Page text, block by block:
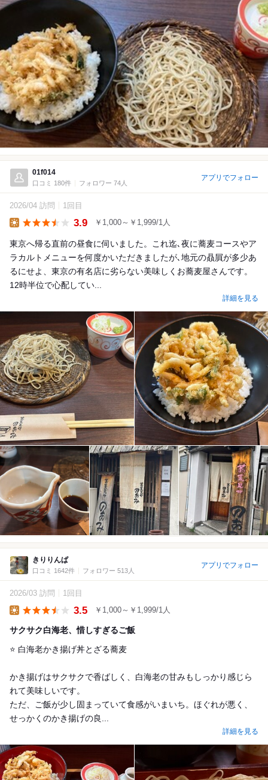
01f014
口コミ 180件 フォロワー 74人
アプリでフォロー
2026/04 訪問 1回目
3.9 ￥1,000～￥1,999/1人
東京へ帰る直前の昼食に伺いました。これ迄､夜に蕎麦コースやア
ラカルトメニューを何度かいただきましたが､地元の贔屓が多少あ
るにせよ、東京の有名店に劣らない美味しくお蕎麦屋さんです。
12時半位で心配してい...
詳細を見る
きりりんぱ
口コミ 1642件 フォロワー 513人
アプリでフォロー
2026/03 訪問 1回目
3.5 ￥1,000～￥1,999/1人
サクサク白海老、惜しすぎるご飯
⭐️ 白海老かき揚げ丼とざる蕎麦
かき揚げはサクサクで香ばしく、白海老の甘みもしっかり感じら
れて美味しいです。
ただ、ご飯が少し固まっていて食感がいまいち。ほぐれが悪く、
せっかくのかき揚げの良...
詳細を見る